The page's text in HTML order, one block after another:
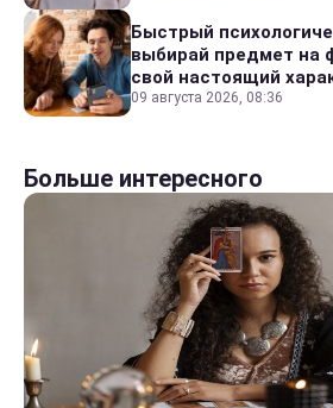
Быстрый
выбирай предмет на
свой настоящий
09 августа 2026, 08:36
Больше интересного